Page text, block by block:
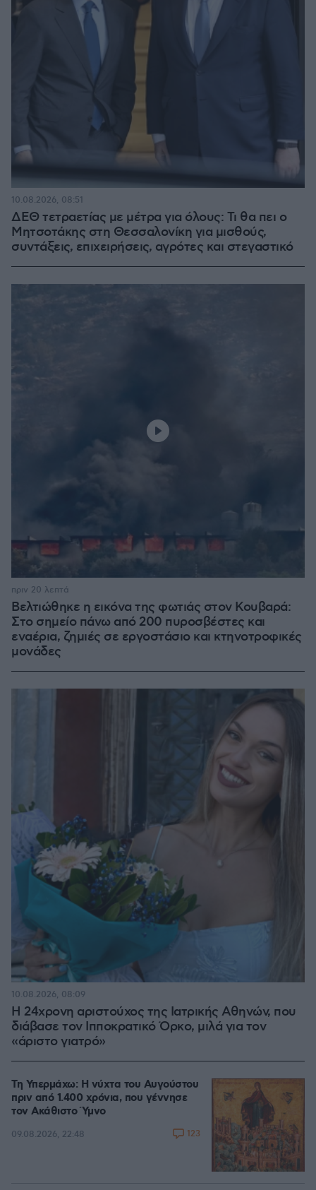
ΔΕΘ τετραετίας με μέτρα για όλους: Τι θα πει ο
Μητσοτάκης στη Θεσσαλονίκη για μισθούς,
συντάξεις, επιχειρήσεις, αγρότες και στεγαστικό
10.08.2026, 08:51
Βελτιώθηκε η εικόνα της φωτιάς στον Κουβαρά:
Στο σημείο πάνω από 200 πυροσβέστες και
εναέρια, ζημιές σε εργοστάσιο και κτηνοτροφικές
μονάδες
πριν 20 λεπτά
Η 24χρονη αριστούχος της Ιατρικής Αθηνών, που
διάβασε τον Ιπποκρατικό Όρκο, μιλά για τον
«άριστο γιατρό»
10.08.2026, 08:09
Τη Υπερμάχω: Η νύχτα του Αυγούστου
πριν από 1.400 χρόνια, που γέννησε
τον Ακάθιστο Ύμνο
09.08.2026, 22:48 123